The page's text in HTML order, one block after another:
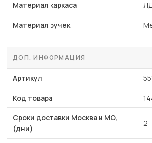
Материал каркаса
Материал ручек
ДОП. ИНФОРМАЦИЯ
Артикул
Код товара
Сроки доставки Москва и МО,
(дни)
2